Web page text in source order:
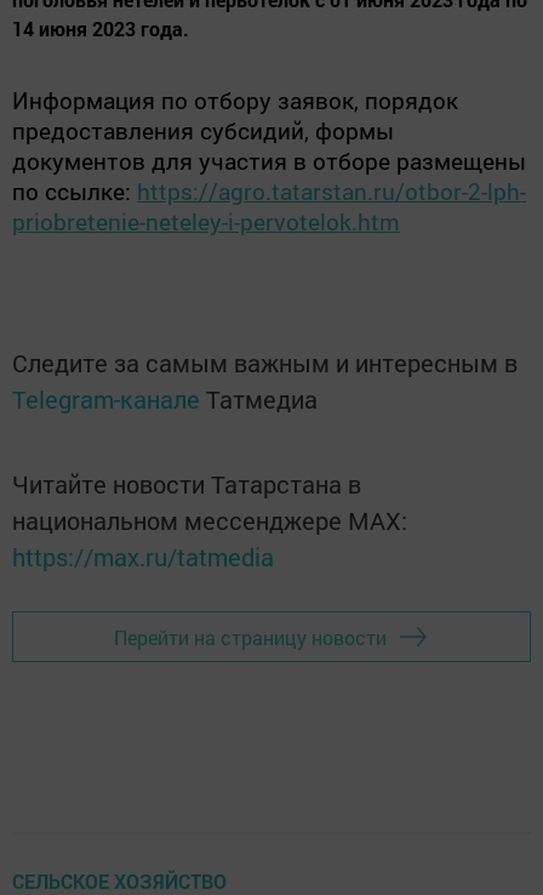
14 июня 2023 года.
Информация по отбору заявок, порядок
предоставления субсидий, формы
документов для участия в отборе размещены
по ссылке: https://agro.tatarstan.ru/otbor-2-lph-
priobretenie-neteley-i-pervotelok.htm
Следите за самым важным и интересным в
Telegram-канале Татмедиа
Читайте новости Татарстана в
национальном мессенджере MАХ:
https://max.ru/tatmedia
Перейти на страницу новости
СЕЛЬСКОЕ ХОЗЯЙСТВО